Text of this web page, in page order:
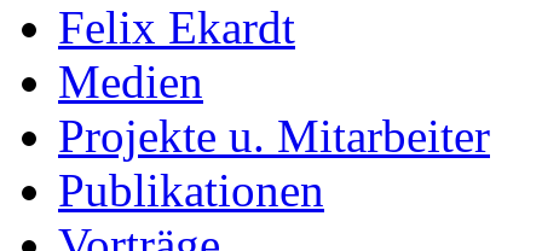
Felix Ekardt
Medien
Projekte u. Mitarbeiter
Publikationen